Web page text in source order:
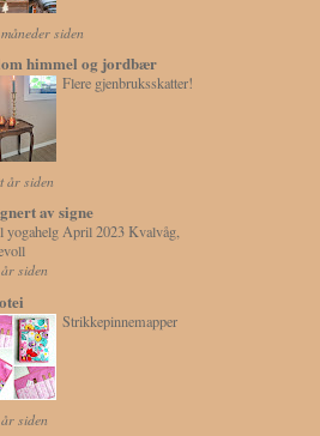
siden
himmel og jordbær
Flere gjenbruksskatter!
år siden
av signe
yogahelg April 2023 Kvalvåg,
siden
Strikkepinnemapper
siden